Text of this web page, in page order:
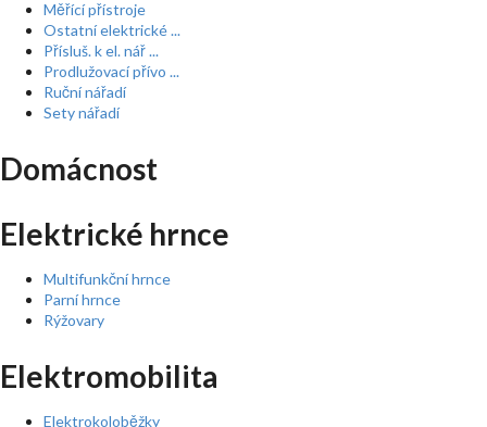
Měřící přístroje
Ostatní elektrické ...
Přísluš. k el. nář ...
Prodlužovací přívo ...
Ruční nářadí
Sety nářadí
Domácnost
Elektrické hrnce
Multifunkční hrnce
Parní hrnce
Rýžovary
Elektromobilita
Elektrokoloběžky